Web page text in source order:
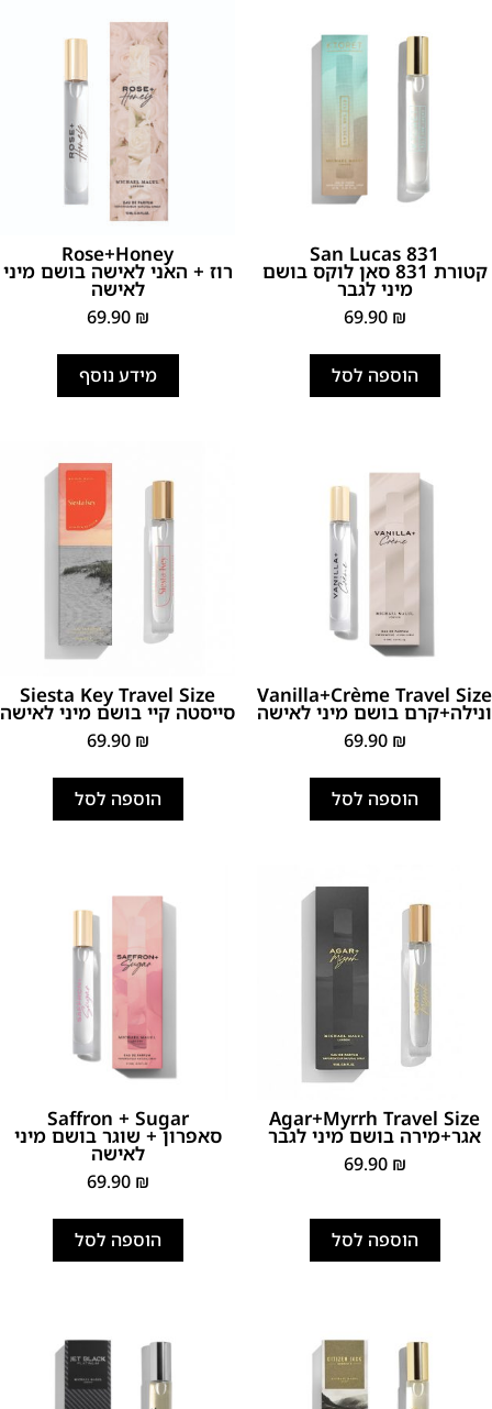
831 San Lucas
קטורת 831 סאן לוקס בושם
מיני לגבר
69.90 ₪
הוספה לסל
Rose+Honey
רוז + האני לאישה בושם מיני
לאישה
69.90 ₪
מידע נוסף
Vanilla+Crème Travel Size
ונילה+קרם בושם מיני לאישה
69.90 ₪
הוספה לסל
Siesta Key Travel Size
סייסטה קיי בושם מיני לאישה
69.90 ₪
הוספה לסל
Agar+Myrrh Travel Size
אגר+מירה בושם מיני לגבר
69.90 ₪
הוספה לסל
Saffron + Sugar
סאפרון + שוגר בושם מיני
לאישה
69.90 ₪
הוספה לסל